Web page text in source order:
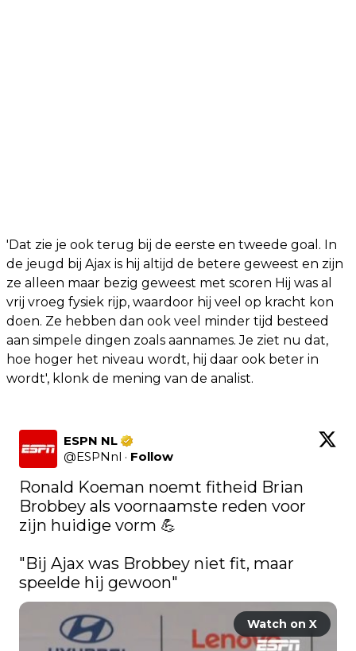
'Dat zie je ook terug bij de eerste en tweede goal. In
de jeugd bij Ajax is hij altijd de betere geweest en zijn
ze alleen maar bezig geweest met scoren Hij was al
vrij vroeg fysiek rijp, waardoor hij veel op kracht kon
doen. Ze hebben dan ook veel minder tijd besteed
aan simpele dingen zoals aannames. Je ziet nu dat,
hoe hoger het niveau wordt, hij daar ook beter in
wordt', klonk de mening van de analist.
ESPN NL
@ESPNnl · Follow
Ronald Koeman noemt fitheid Brian
Brobbey als voornaamste reden voor
zijn huidige vorm 💪
"Bij Ajax was Brobbey niet fit, maar
speelde hij gewoon"
Watch on X